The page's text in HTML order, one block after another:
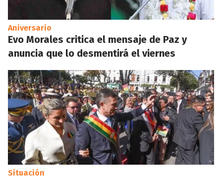
Aniversario
Evo Morales critica el mensaje de Paz y
anuncia que lo desmentirá el viernes
Situación